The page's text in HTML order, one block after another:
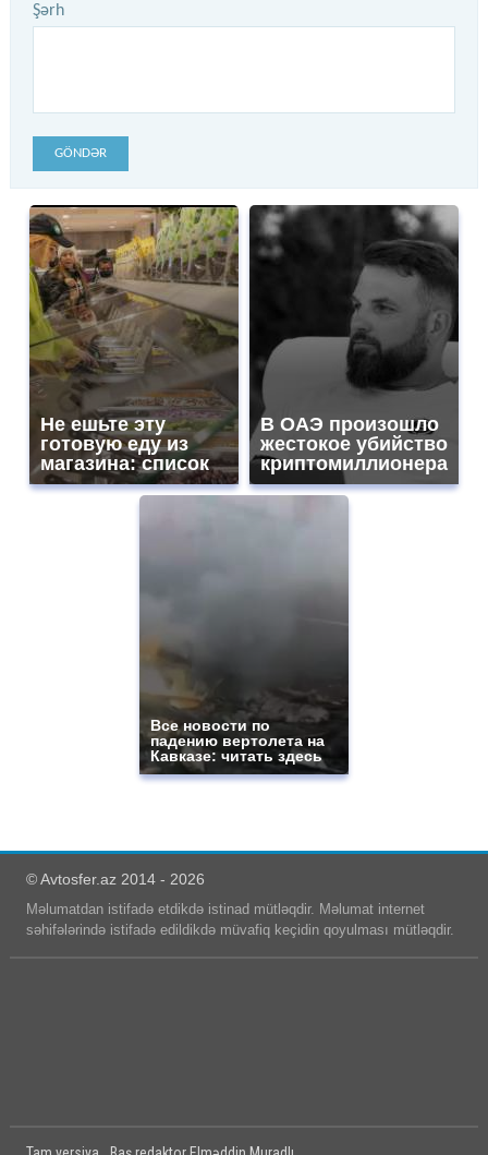
Şərh
GÖNDƏR
Не ешьте эту
готовую еду из
магазина: список
В ОАЭ произошло
жестокое убийство
криптомиллионера
Все новости по
падению вертолета на
Кавказе: читать здесь
© Avtosfer.az 2014 - 2026
Məlumatdan istifadə etdikdə istinad mütləqdir. Məlumat internet
səhifələrində istifadə edildikdə müvafiq keçidin qoyulması mütləqdir.